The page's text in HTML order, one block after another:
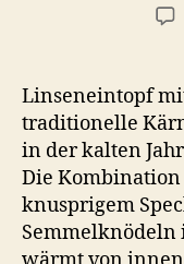
Linseneintopf
traditionelle
in der kalten
Die
knusprigem
Semmelknödeln